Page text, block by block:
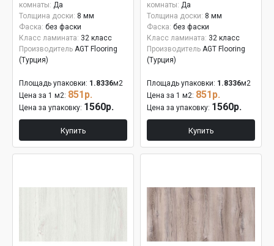
комнаты: Да
Толщина доски: 8 мм
Фаска: без фаски
Класс ламината: 32 класс
Производитель AGT Flooring
(Турция)
Площадь упаковки: 1.8336м2
Цена за 1 м2: 851р.
Цена за упаковку: 1560р.
Купить
комнаты: Да
Толщина доски: 8 мм
Фаска: без фаски
Класс ламината: 32 класс
Производитель AGT Flooring
(Турция)
Площадь упаковки: 1.8336м2
Цена за 1 м2: 851р.
Цена за упаковку: 1560р.
Купить